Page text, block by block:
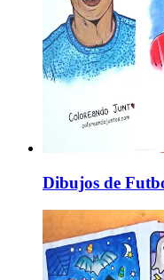
Dibujos de